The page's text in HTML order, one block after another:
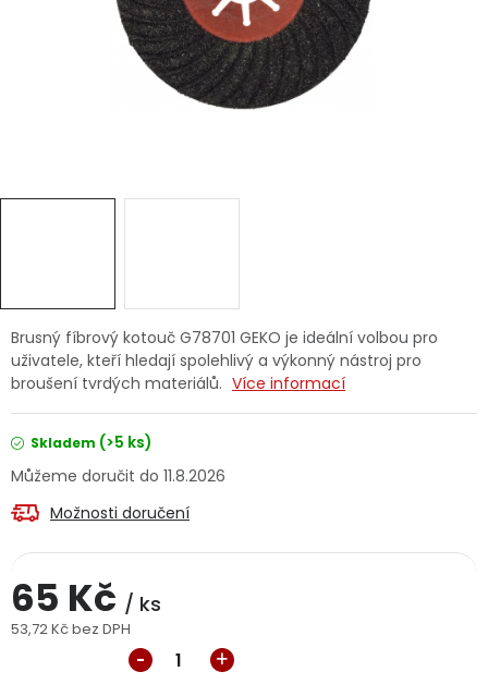
Autodoplňky
Značky
Velkoobchodní spolupráce (B2B)
Doprava a platba
Brusný fíbrový kotouč G78701 GEKO je ideální volbou pro
uživatele, kteří hledají spolehlivý a výkonný nástroj pro
broušení tvrdých materiálů. Více informací
Skladem (>5 ks)
11.8.2026
Možnosti doručení
65 Kč / ks
53,72 Kč bez DPH